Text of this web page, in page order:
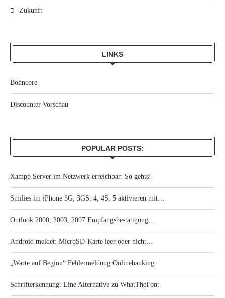
Zukunft
LINKS
Bohncore
Discounter Vorschau
POPULAR POSTS:
Xampp Server im Netzwerk erreichbar: So gehts!
Smilies im iPhone 3G, 3GS, 4, 4S, 5 aktivieren mit…
Outlook 2000, 2003, 2007 Empfangsbestätigung,…
Android meldet: MicroSD-Karte leer oder nicht…
„Warte auf Beginn“ Fehlermeldung Onlinebanking
Schrifterkennung: Eine Alternative zu WhatTheFont